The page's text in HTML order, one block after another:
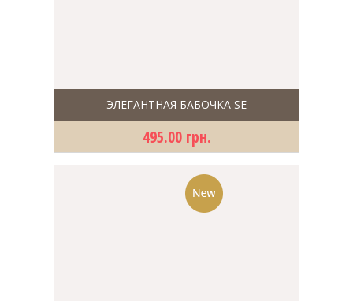
ЭЛЕГАНТНАЯ БАБОЧКА SE
495.00 грн.